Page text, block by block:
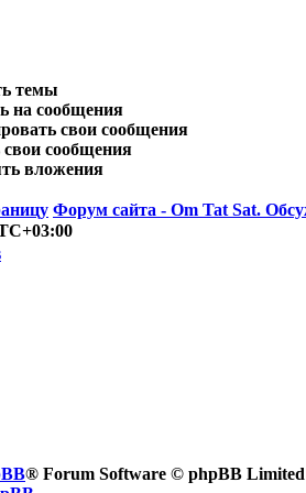
темы
на сообщения
свои сообщения
свои сообщения
вложения
Форум сайта - Om Tat Sat.
® Forum Software © phpBB Limited